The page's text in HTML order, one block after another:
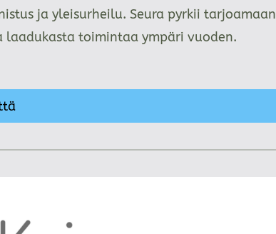
ja yleisurheilu. Seura pyrkii tarjoamaan
laadukasta toimintaa ympäri vuoden.